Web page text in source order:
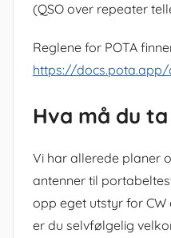
(QSO over repeater
Reglene for POTA
https://
Hva må du
Vi har allerede planer
antenner til
opp eget utstyr for CW
er du selvfølgelig